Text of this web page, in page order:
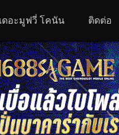
ดอะมูฟวี่ โคนัน ติดต่อ